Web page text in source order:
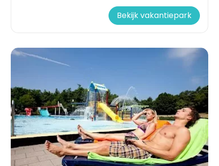
Bekijk vakantiepark